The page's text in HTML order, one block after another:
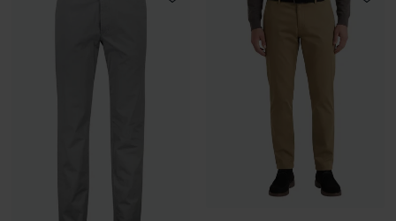
Toevoegen aan favorieten